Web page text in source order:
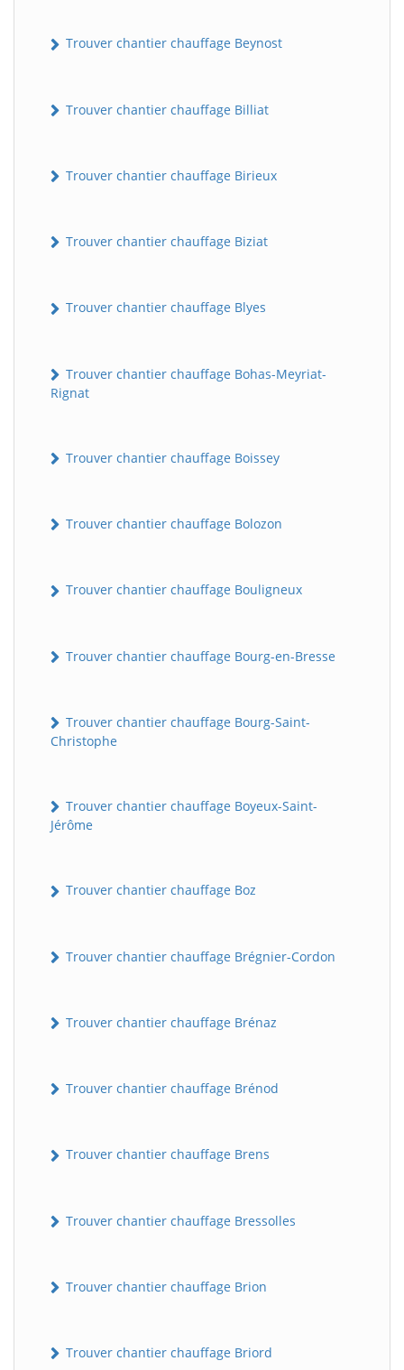
Trouver chantier chauffage Beynost
Trouver chantier chauffage Billiat
Trouver chantier chauffage Birieux
Trouver chantier chauffage Biziat
Trouver chantier chauffage Blyes
Trouver chantier chauffage Bohas-Meyriat-
Rignat
Trouver chantier chauffage Boissey
Trouver chantier chauffage Bolozon
Trouver chantier chauffage Bouligneux
Trouver chantier chauffage Bourg-en-Bresse
Trouver chantier chauffage Bourg-Saint-
Christophe
Trouver chantier chauffage Boyeux-Saint-
Jérôme
Trouver chantier chauffage Boz
Trouver chantier chauffage Brégnier-Cordon
Trouver chantier chauffage Brénaz
Trouver chantier chauffage Brénod
Trouver chantier chauffage Brens
Trouver chantier chauffage Bressolles
Trouver chantier chauffage Brion
Trouver chantier chauffage Briord